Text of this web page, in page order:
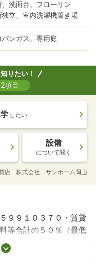
洗面台、フローリン
独立、室内洗濯機置き場
ンガス、専用庭
りたい！
項目
したい
設備
について聞く
店 株式会社 サンホーム岡山
９９１０３７０・賃貸
等合計の５０％（最低
の１％）・１フロア１
になりません♪床下収納